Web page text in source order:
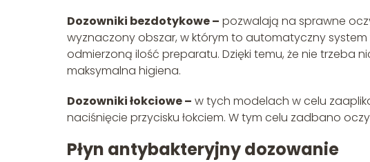
Dozowniki bezdotykowe – pozwalają na sprawne
wyznaczony obszar, w którym to automatyczny
odmierzoną ilość preparatu. Dzięki temu, że nie
maksymalna higiena.
Dozowniki łokciowe – w tych modelach w celu
naciśnięcie przycisku łokciem. W tym celu zadbano
Płyn antybakteryjny dozowanie